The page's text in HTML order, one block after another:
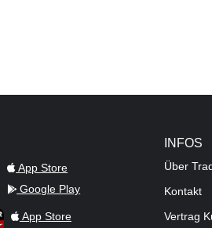
App Store
Google Play
App
App Store
INFOS
Über
Kontakt
Vertrag